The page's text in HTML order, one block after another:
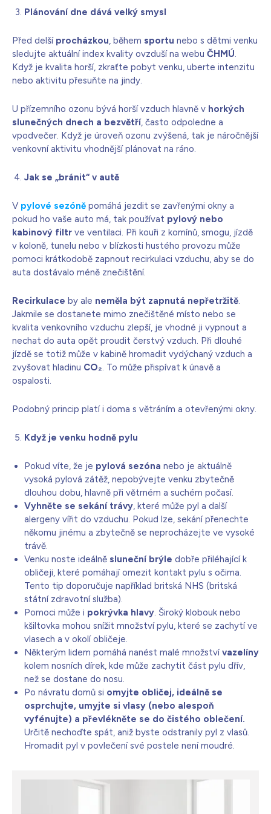
Plánování dne dává velký smysl
Před delší procházkou, během sportu nebo s dětmi venku
sledujte aktuální index kvality ovzduší na webu ČHMÚ.
Když je kvalita horší, zkraťte pobyt venku, uberte intenzitu
nebo aktivitu přesuňte na jindy.
U přízemního ozonu bývá horší vzduch hlavně v horkých
slunečných dnech a bezvětří, často odpoledne a
vpodvečer. Když je úroveň ozonu zvýšená, tak je náročnější
venkovní aktivitu vhodnější plánovat na ráno.
Jak se „bránit“ v autě
V pylové sezóně pomáhá jezdit se zavřenými okny a
pokud ho vaše auto má, tak používat pylový nebo
kabinový filtr ve ventilaci. Při kouři z komínů, smogu, jízdě
v koloně, tunelu nebo v blízkosti hustého provozu může
pomoci krátkodobě zapnout recirkulaci vzduchu, aby se do
auta dostávalo méně znečištění.
Recirkulace by ale neměla být zapnutá nepřetržitě.
Jakmile se dostanete mimo znečištěné místo nebo se
kvalita venkovního vzduchu zlepší, je vhodné ji vypnout a
nechat do auta opět proudit čerstvý vzduch. Při dlouhé
jízdě se totiž může v kabině hromadit vydýchaný vzduch a
zvyšovat hladinu CO₂. To může přispívat k únavě a
ospalosti.
Podobný princip platí i doma s větráním a otevřenými okny.
Když je venku hodně pylu
Pokud víte, že je pylová sezóna nebo je aktuálně
vysoká pylová zátěž, nepobývejte venku zbytečně
dlouhou dobu, hlavně při větrném a suchém počasí.
Vyhněte se sekání trávy, které může pyl a další
alergeny vířit do vzduchu. Pokud lze, sekání přenechte
někomu jinému a zbytečně se neprocházejte ve vysoké
trávě.
Venku noste ideálně sluneční brýle dobře přiléhající k
obličeji, které pomáhají omezit kontakt pylu s očima.
Tento tip doporučuje například britská NHS (britská
státní zdravotní služba).
Pomoci může i pokrývka hlavy. Široký klobouk nebo
kšiltovka mohou snížit množství pylu, které se zachytí ve
vlasech a v okolí obličeje.
Některým lidem pomáhá nanést malé množstvívazelíny
kolem nosních dírek, kde může zachytit část pylu dřív,
než se dostane do nosu.
Po návratu domů si omyjte obličej, ideálně se
osprchujte, umyjte si vlasy (nebo alespoň
vyfénujte) a převlékněte se do čistého oblečení.
Určitě nechoďte spát, aniž byste odstranily pyl z vlasů.
Hromadit pyl v povlečení své postele není moudré.